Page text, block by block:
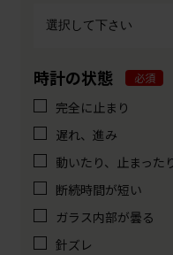
時計の状態 必須
完全に止まり
遅れ、進み
動いたり、止まった
断続時間が短い
ガラス内部が曇る
針ズレ